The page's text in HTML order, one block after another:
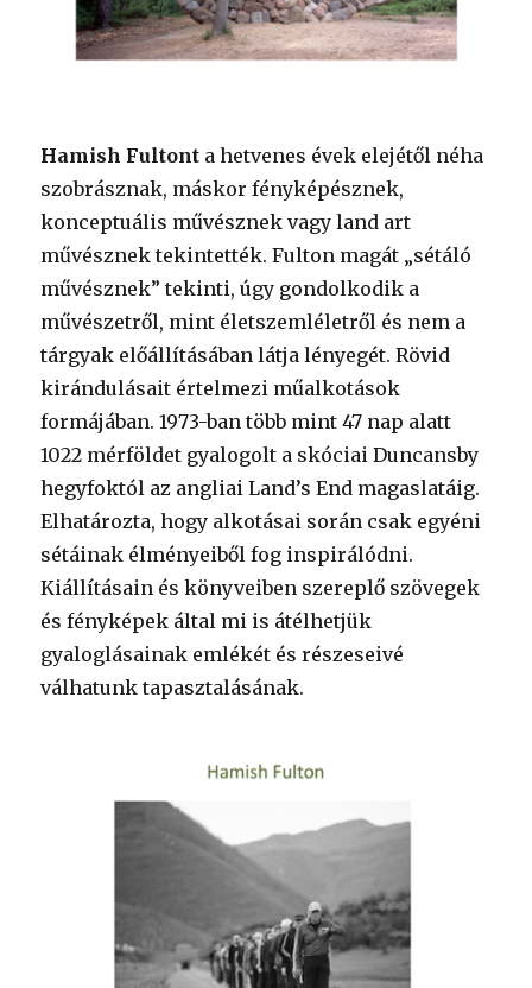
Hamish Fultont a hetvenes évek elejétől néha
szobrásznak, máskor fényképésznek,
konceptuális művésznek vagy land art
művésznek tekintették. Fulton magát „sétáló
művésznek” tekinti, úgy gondolkodik a
művészetről, mint életszemléletről és nem a
tárgyak előállításában látja lényegét. Rövid
kirándulásait értelmezi műalkotások
formájában. 1973-ban több mint 47 nap alatt
1022 mérföldet gyalogolt a skóciai Duncansby
hegyfoktól az angliai Land’s End magaslatáig.
Elhatározta, hogy alkotásai során csak egyéni
sétáinak élményeiből fog inspirálódni.
Kiállításain és könyveiben szereplő szövegek
és fényképek által mi is átélhetjük
gyaloglásainak emlékét és részeseivé
válhatunk tapasztalásának.